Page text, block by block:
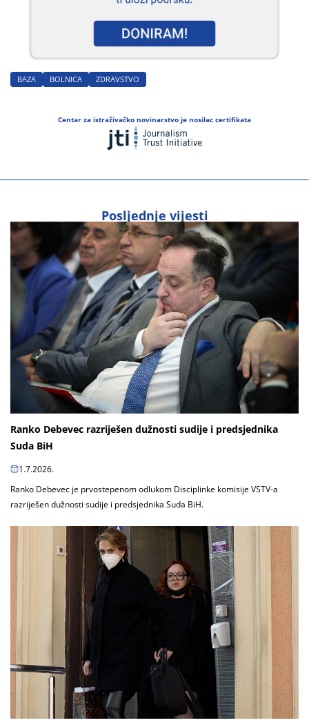
BAZA BOLNICA ZDRAVSTVO
Centar za istraživačko novinarstvo je nosilac certifikata
Posljednje vijesti
Ranko Debevec razriješen dužnosti sudije i predsjednika
Suda BiH
1.7.2026.
Ranko Debevec je prvostepenom odlukom Disciplinke komisije VSTV-a
razriješen dužnosti sudije i predsjednika Suda BiH.